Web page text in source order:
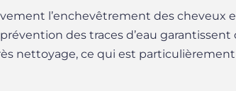
l’enchevêtrement des cheveux
des traces d’eau
nettoyage, ce qui est particulièrement